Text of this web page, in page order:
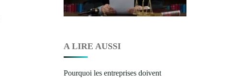
A LIRE AUSSI
Pourquoi les entreprises doivent